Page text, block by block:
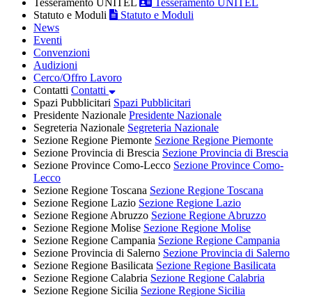
Statuto e Moduli
Statuto e Moduli
News
Eventi
Convenzioni
Audizioni
Cerco/Offro Lavoro
Contatti Contatti
Spazi Pubblicitari Spazi Pubblicitari
Presidente Nazionale Presidente Nazionale
Segreteria Nazionale Segreteria Nazionale
Sezione Regione Piemonte Sezione Regione Piemonte
Sezione Provincia di Brescia Sezione Provincia di Brescia
Sezione Province Como-Lecco Sezione Province Como-
Lecco
Sezione Regione Toscana Sezione Regione Toscana
Sezione Regione Lazio Sezione Regione Lazio
Sezione Regione Abruzzo Sezione Regione Abruzzo
Sezione Regione Molise Sezione Regione Molise
Sezione Regione Campania Sezione Regione Campania
Sezione Provincia di Salerno Sezione Provincia di Salerno
Sezione Regione Basilicata Sezione Regione Basilicata
Sezione Regione Calabria Sezione Regione Calabria
Sezione Regione Sicilia Sezione Regione Sicilia